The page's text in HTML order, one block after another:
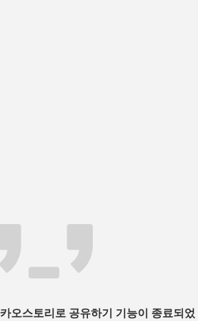
오스토리로 공유하기 기능이 종료되었